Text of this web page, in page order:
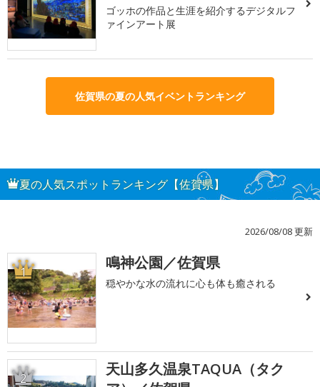
ゴッホの作品と生涯を紹介するデジタルフ
ァインアート展
佐賀県の夏の人気イベントランキング
夏の人気スポットランキング【佐賀県】
2026/08/08 更新
1 鳴神公園／佐賀県
穏やかな水の流れに心も体も癒される
2
天山多久温泉TAQUA（タク